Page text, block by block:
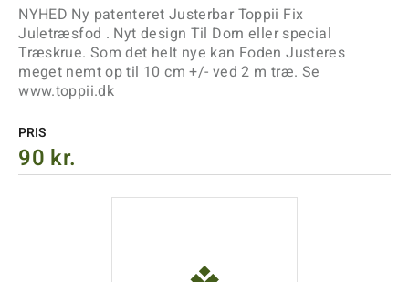
NYHED Ny patenteret Justerbar Toppii Fix
Juletræsfod . Nyt design Til Dorn eller special
Træskrue. Som det helt nye kan Foden Justeres
meget nemt op til 10 cm +/- ved 2 m træ. Se
www.toppii.dk
PRIS
90 kr.